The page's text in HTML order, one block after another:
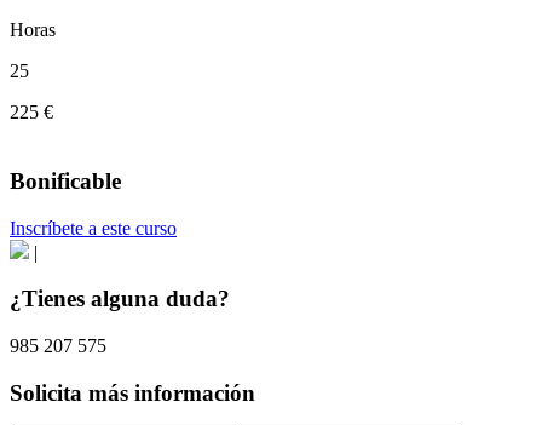
Horas
25
225 €
Bonificable
Inscríbete a este curso
|
¿Tienes alguna duda?
985 207 575
Solicita más información